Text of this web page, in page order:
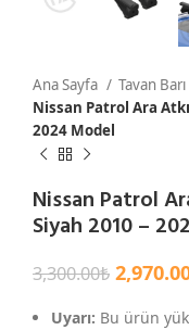
Ana Sayfa Tavan Barı
Nissan Patrol Ara Atkı
2024 Model
Nissan Patrol
Siyah 2010 –
3,300.00₺
Uyarı: Bu ürün